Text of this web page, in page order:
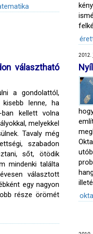
választható
a gondolattól,
lenne, ha
kellett volna
melyekkel
Tavaly még
szabadon
sőt, ötödik
mindenki találta
választott
egy nagyon
része örömét
2012.